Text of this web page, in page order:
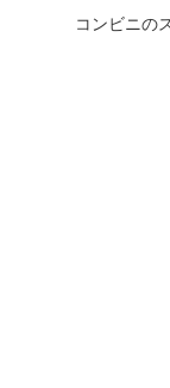
コンビニの